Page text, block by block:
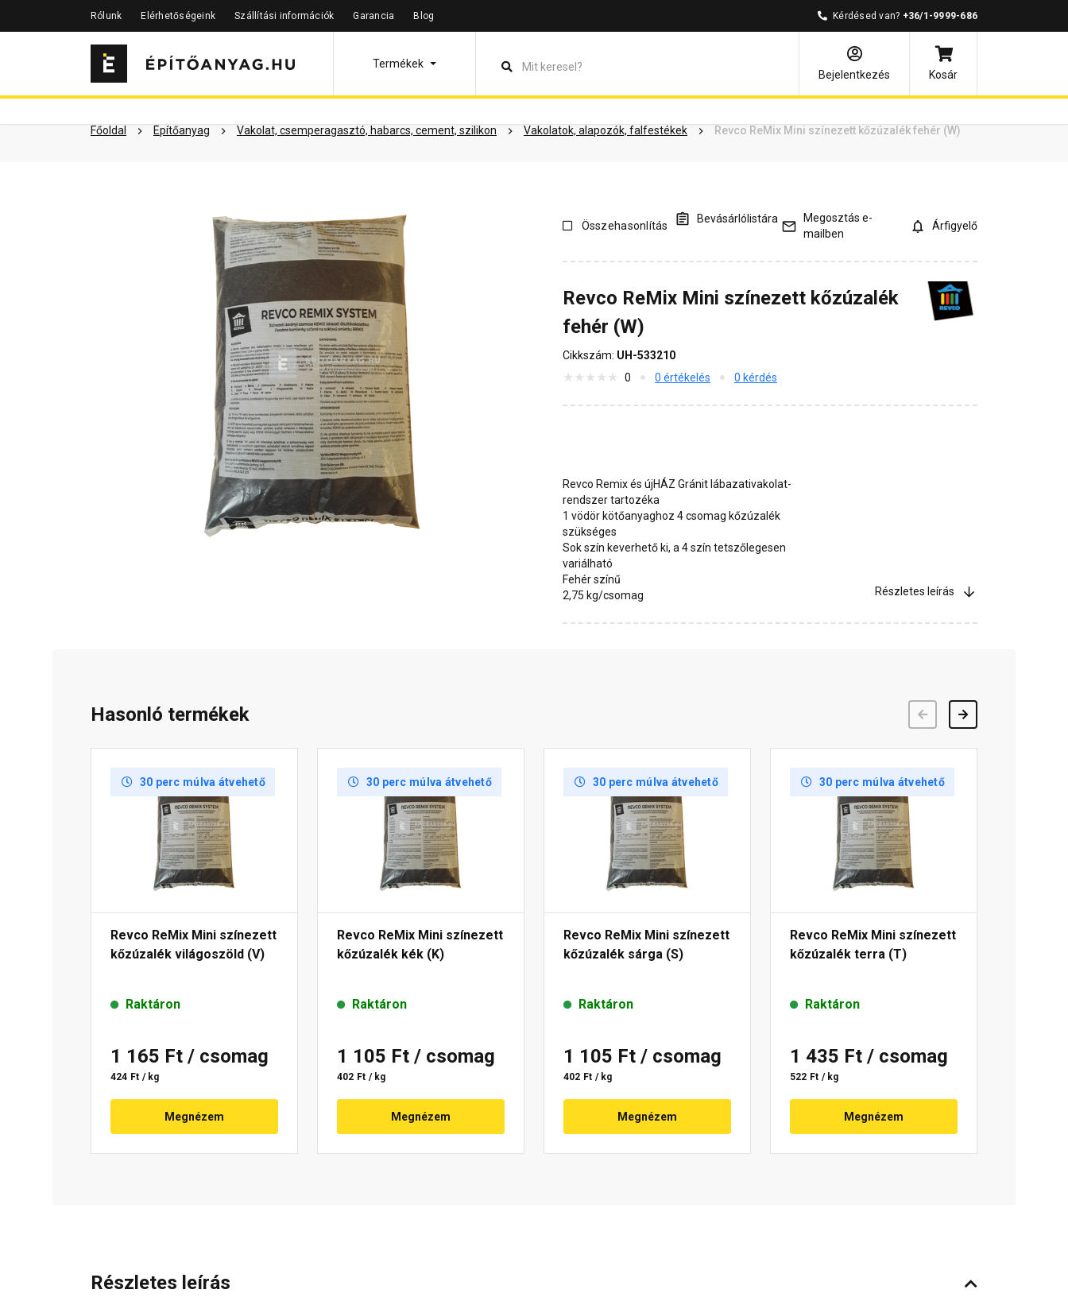
Rólunk Elérhetőségeink Szállítási információk Garancia Blog Kérdésed van? +36/1-9999-686
Termékek
Bejelentkezés
Kosár
Főoldal Építőanyag Vakolat, csemperagasztó, habarcs, cement, szilikon Vakolatok, alapozók, falfestékek Revco ReMix Mini színezett kőzúzalék fehér (W)
Szükséged lehet rá Részletes leírás Termékinformáció Dokumentumok Vásárlói vélemények Kérdések és válaszok
Összehasonlítás
Bevásárlólistára
Megosztás e-
mailben
Árfigyelő
Revco ReMix Mini színezett kőzúzalék
fehér (W)
Cikkszám: UH-533210
0
0 értékelés 0 kérdés
Revco Remix és újHÁZ Gránit lábazativakolat-
rendszer tartozéka
1 vödör kötőanyaghoz 4 csomag kőzúzalék
szükséges
Sok szín keverhető ki, a 4 szín tetszőlegesen
variálható
Fehér színű
2,75 kg/csomag
Részletes leírás
Hasonló termékek
30 perc múlva átvehető
Revco ReMix Mini színezett
kőzúzalék világoszöld (V)
Raktáron
1 165 Ft / csomag
424 Ft / kg
Megnézem
30 perc múlva átvehető
Revco ReMix Mini színezett
kőzúzalék kék (K)
Raktáron
1 105 Ft / csomag
402 Ft / kg
Megnézem
30 perc múlva átvehető
Revco ReMix Mini színezett
kőzúzalék sárga (S)
Raktáron
1 105 Ft / csomag
402 Ft / kg
Megnézem
30 perc múlva átvehető
Revco ReMix Mini színezett
kőzúzalék terra (T)
Raktáron
1 435 Ft / csomag
522 Ft / kg
Megnézem
Részletes leírás